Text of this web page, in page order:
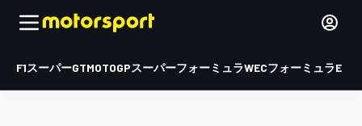
F1スーパーGTMOTOGPスーパーフォーミュラWECフォーミュラE